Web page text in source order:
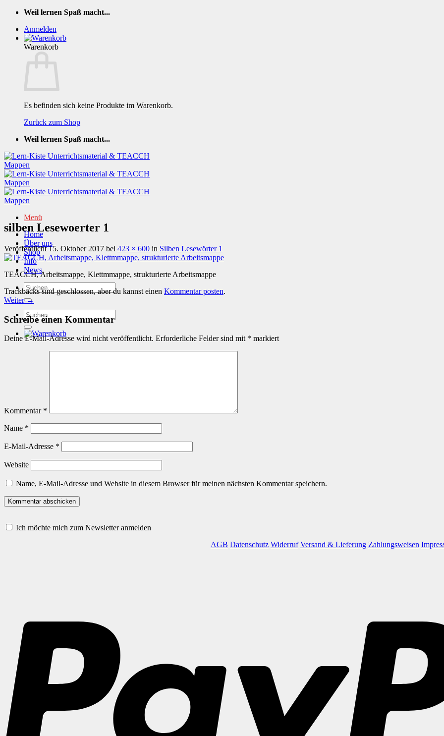
Zum
springen
Weil lernen Spaß macht...
Anmelden
Warenkorb
Es befinden sich keine Produkte im Warenkorb.
Zurück zum Shop
Weil lernen Spaß macht...
Menü
Home
Über uns
Shop
Info
News
Suchen
nach:
Suchen
nach:
silben Lesewoerter 1
Veröffentlicht15. Oktober 2017 bei 423 × 600 in Silben Lesewörter 1
TEACCH, Arbeitsmappe, Klettmmappe, strukturierte Arbeitsmappe
Trackbacks sind geschlossen, aber du kannst einen Kommentar posten.
Weiter→
Schreibe einen Kommentar
Deine E-Mail-Adresse wird nicht veröffentlicht. Erforderliche Felder sind mit * markiert
Kommentar *
Name *
E-Mail-Adresse *
Website
Name, E-Mail-Adresse und Website in diesem Browser für meinen nächsten Kommentar speichern.
Ich möchte mich zum Newsletter anmelden
AGB Datenschutz Widerruf Versand & Lieferung Zahlungsweisen